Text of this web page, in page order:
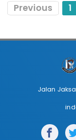
Previous 1
Jalan